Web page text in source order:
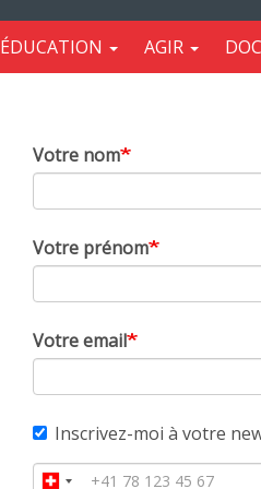
ÉDUCATION AGIR
Votre nom
Votre prénom
Votre email
Inscrivez-moi à votre
Votre
Téléphone